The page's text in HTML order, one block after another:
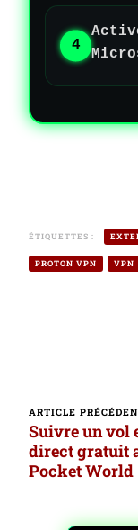
ÉTIQUETTES :
PROTON VPN VPN
Navigation
d’article
ARTICLE
Suivre un vol
direct gratuit
Pocket World